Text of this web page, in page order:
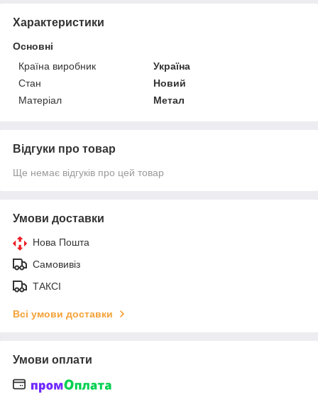
Характеристики
Основні
Країна виробник
Україна
Стан
Новий
Матеріал
Метал
Відгуки про товар
Ще немає відгуків про цей товар
Умови доставки
Нова Пошта
Самовивіз
ТАКСІ
Всі умови доставки
Умови оплати